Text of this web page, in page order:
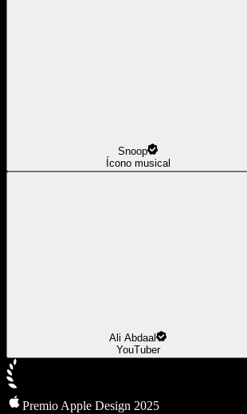
Snoop
Ícono musical
Ali Abdaal
YouTuber
Premio Apple Design 2025